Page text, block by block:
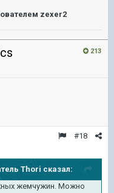
zexer2
213
#18
Thori сказал:
жемчужин. Можно